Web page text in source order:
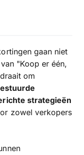
gaan niet
"Koop er één,
om
strategieën
zowel verkopers